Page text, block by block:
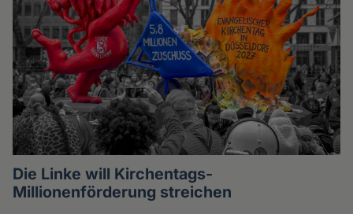
Die Linke will Kirchentags-
Millionenförderung streichen